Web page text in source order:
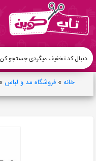
خانه» فروشگاه مد و لباس »